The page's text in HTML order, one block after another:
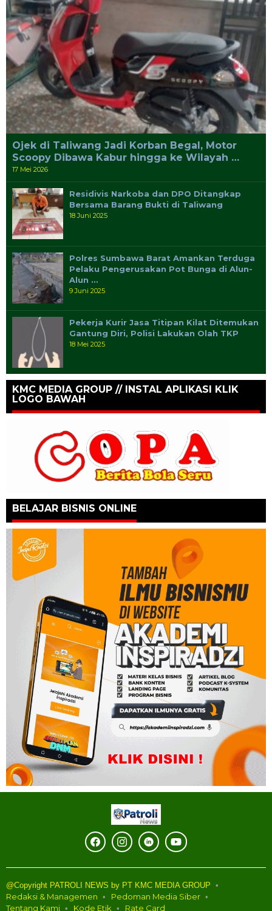
Ojek di Taliwang Jadi Korban Begal, Motor
Scoopy Dibawa Kabur hingga ke Wilayah …
17 Mei 2026
Residivis Narkoba dan DPO Ditangkap
Bersama Barang Bukti di Taliwang
18 Juni 2025
Polres Sumbawa Barat Amankan Terduga
Pelaku Pengerusakan Pot Bunga di Alun-
Alun …
9 Juni 2025
Pekerja Kurir Jasa Titipan Kilat Ditemukan
Gantung Diri, Polisi Lakukan Olah TKP
18 Mei 2025
KMC MEDIA GROUP // INSTAL APLIKASI KLIK
LOGO BAWAH
BELAJAR BISNIS ONLINE
@Copyright PATROLI NEWS by PT KMC MEDIA GROUP
Redaksi & Managemen
Pedoman Media Siber
Tentang Kami
Kode Etik Rate Card